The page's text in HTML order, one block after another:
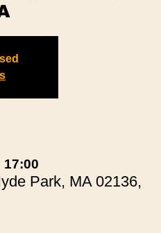
17:00
Park, MA 02136,